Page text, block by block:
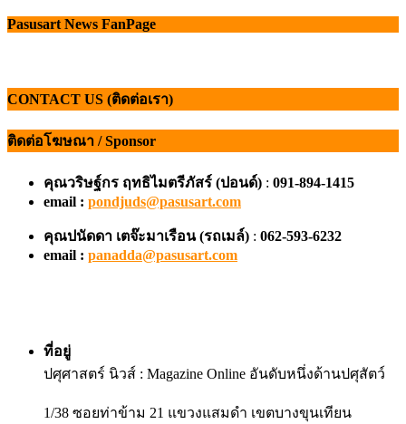
Pasusart News FanPage
CONTACT US (ติดต่อเรา)
ติดต่อโฆษณา / Sponsor
คุณวริษฐ์กร ฤทธิไมตรีภัสร์ (ปอนด์) : 091-894-1415
email : pondjuds@pasusart.com
คุณปนัดดา เตจ๊ะมาเรือน (รถเมล์) : 062-593-6232
email : panadda@pasusart.com
ที่อยู่
ปศุศาสตร์ นิวส์ : Magazine Online อันดับหนึ่งด้านปศุสัตว์
1/38 ซอยท่าข้าม 21 แขวงแสมดำ เขตบางขุนเทียน